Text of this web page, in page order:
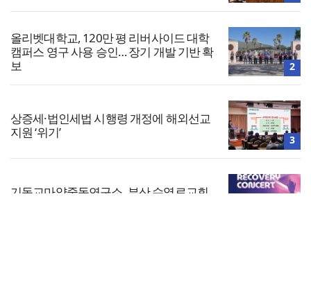
올리벳대학교, 120만 평 리버사이드 대학
캠퍼스 영구 사용 승인… 장기 개발 기반 확
보
2
상증세·법인세법 시행령 개정에 해외선교
지원 ‘위기’
3
기독교마약중독연구소, 부산 수영로교회